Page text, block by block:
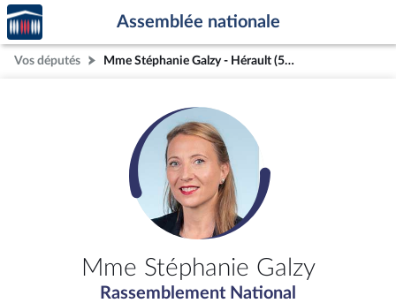
Aller au contenu
Aller en bas de la page
Accèder
à la
page
d'accueil
Assemblée nationale
Vos députés Mme Stéphanie Galzy - Hérault (5e circonscription)
Mme Stéphanie Galzy
Rassemblement National